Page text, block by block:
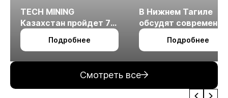
TECH MINING
Казахстан пройдет 7
октября в Алматы
Подробнее
В Нижнем Тагиле
обсудят
технологии
измельчения
Подробнее
Смотреть все